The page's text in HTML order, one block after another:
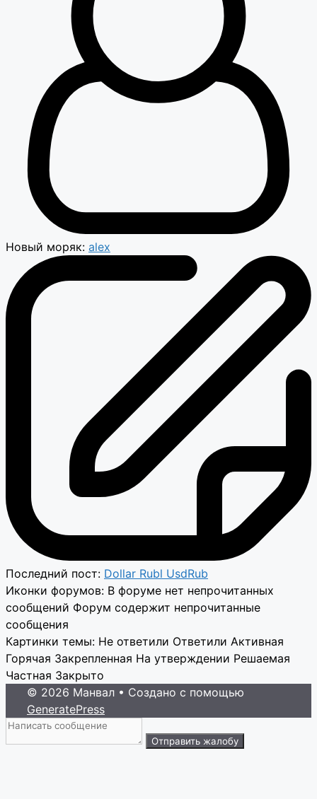
Новый моряк: alex
Последний пост: Dollar Rubl UsdRub
Иконки форумов: В форуме нет непрочитанных
сообщений Форум содержит непрочитанные
сообщения
Картинки темы: Не ответили Ответили Активная
Горячая Закрепленная На утверждении Решаемая
Частная Закрыто
© 2026 Манвал • Создано с помощью
GeneratePress